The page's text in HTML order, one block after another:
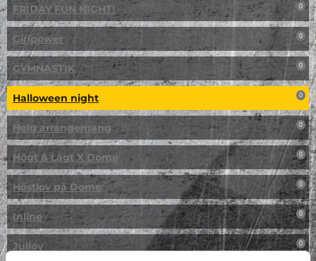
FRIDAY FUN NIGHT! 0
Girlpower 0
GYMNASTIK 0
Halloween night 0
Helg arrangemang 0
Högt & Lågt X Dome 0
Höstlov på Dome 0
Inline 0
Jullov 0